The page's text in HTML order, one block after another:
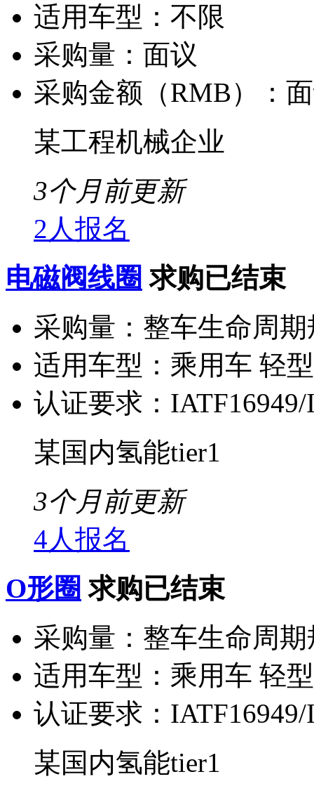
适用车型： 不限
采购量： 面议
采购金额（RMB）：
某工程机械企业
3个月前更新
2人报名
电磁阀线圈 求购已结束
采购量： 整车生命周
适用车型： 乘用车 轻
认证要求：
某国内氢能tier1
3个月前更新
4人报名
O形圈 求购已结束
采购量： 整车生命周
适用车型： 乘用车 轻
认证要求：
某国内氢能tier1